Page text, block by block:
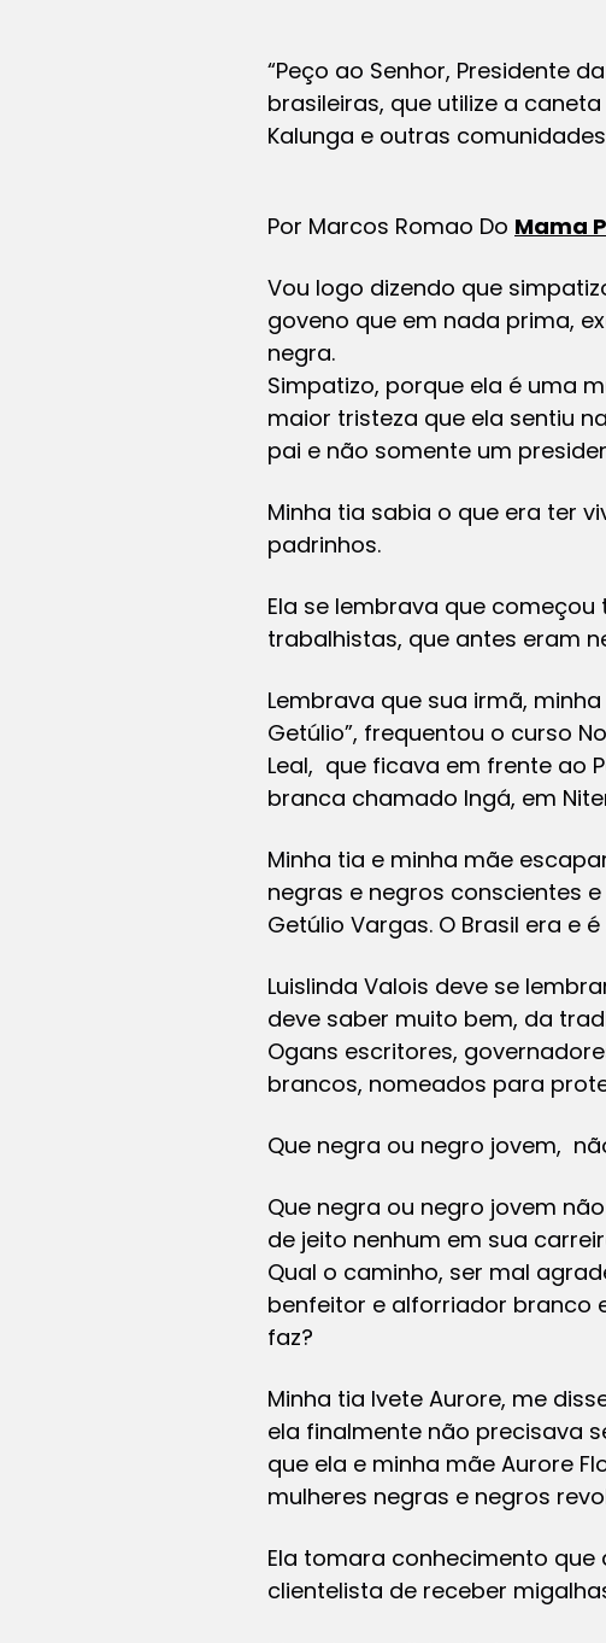
“Peço ao Senhor, Presidente
brasileiras, que utilize a
Kalunga e outras
Por Marcos Romao Do Mama
Vou logo dizendo que
goveno que em nada prima,
negra.
Simpatizo, porque ela é uma
maior tristeza que ela sentiu
pai e não somente um
Minha tia sabia o que era ter
padrinhos.
Ela se lembrava que
trabalhistas, que antes eram
Lembrava que sua irmã,
Getúlio”, frequentou o curso
Leal, que ficava em frente ao
branca chamado Ingá, em
Minha tia e minha mãe
negras e negros conscientes
Getúlio Vargas. O Brasil era e
Luislinda Valois deve se
deve saber muito bem, da
Ogans escritores,
brancos, nomeados para
Que negra ou negro jovem,
Que negra ou negro jovem
de jeito nenhum em sua
Qual o caminho, ser mal
benfeitor e alforriador branco
faz?
Minha tia Ivete Aurore, me
ela finalmente não precisava
que ela e minha mãe Aurore
mulheres negras e negros
Ela tomara conhecimento
clientelista de receber